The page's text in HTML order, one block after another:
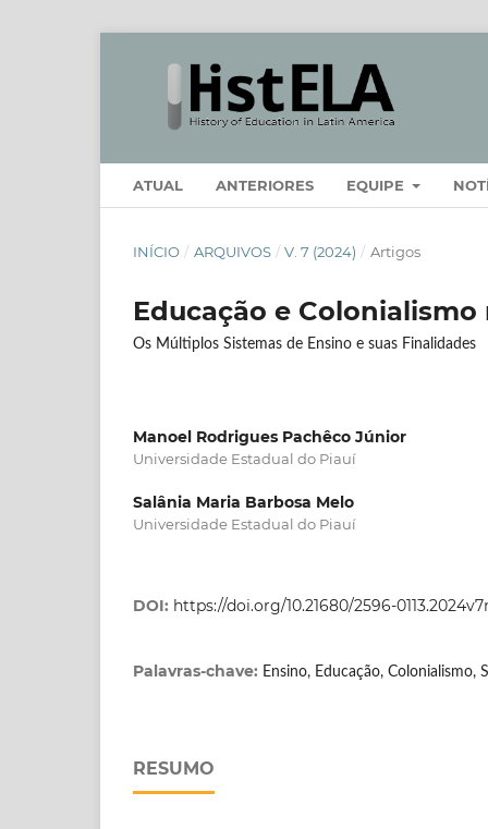
ATUAL ANTERIORES EQUIPE
INÍCIO / ARQUIVOS / V. 7 (2024) / Artigos
Educação e Colonialismo
Os Múltiplos Sistemas de Ensino e suas Finalidades
Manoel Rodrigues Pachêco Júnior
Universidade Estadual do Piauí
Salânia Maria Barbosa Melo
Universidade Estadual do Piauí
DOI: https://doi.org/10.21680/2596-
Palavras-chave: Ensino, Educação, Colonialismo,
RESUMO